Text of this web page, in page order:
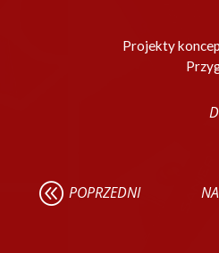
Projekty
@ POPRZEDNI